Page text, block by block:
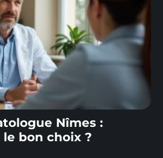
Nîmes :
bon choix ?